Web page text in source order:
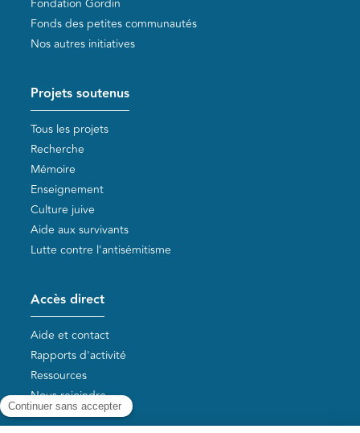
Fondation Gordin
Fonds des petites communautés
Nos autres initiatives
Projets soutenus
Tous les projets
Recherche
Mémoire
Enseignement
Culture juive
Aide aux survivants
Lutte contre l'antisémitisme
Accès direct
Aide et contact
Rapports d'activité
Ressources
Nous rejoindre